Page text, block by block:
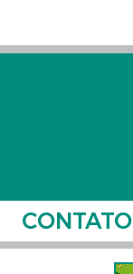
CONTATO